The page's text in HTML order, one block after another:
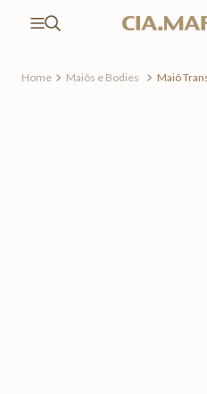
Maiôs e Bodies
Maiô